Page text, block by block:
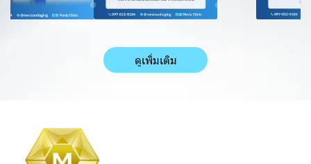
ดูเพิ่มเติม